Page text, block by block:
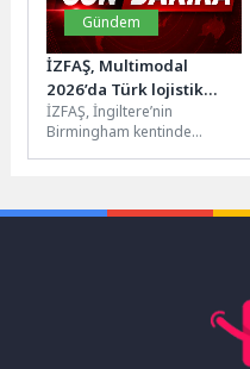
Gündem
İZFAŞ, Multimodal
2026’da Türk lojistik
sektörünü dünya ile
buluşturdu
İZFAŞ, İngiltere’nin
Birmingham kentinde
Katılım Organizasyonu...